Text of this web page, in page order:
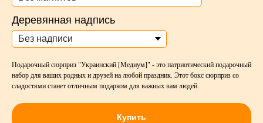
Деревянная надпись
Подарочный сюрприз "Украинский [Медиум]" - это патриотический подарочный
набор для ваших родных и друзей на любой праздник. Этот бокс сюрприз со
сладостями станет отличным подарком для важных вам людей.
Купить